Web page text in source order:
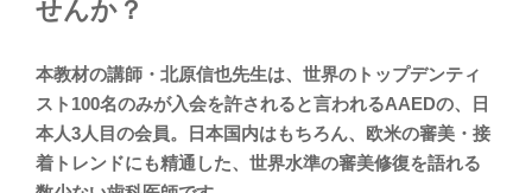
せんか？
本教材の講師・北原信也先生は、世界のトップデンティ
スト100名のみが入会を許されると言われるAAEDの、日
本人3人目の会員。日本国内はもちろん、欧米の審美・接
着トレンドにも精通した、世界水準の審美修復を語れる